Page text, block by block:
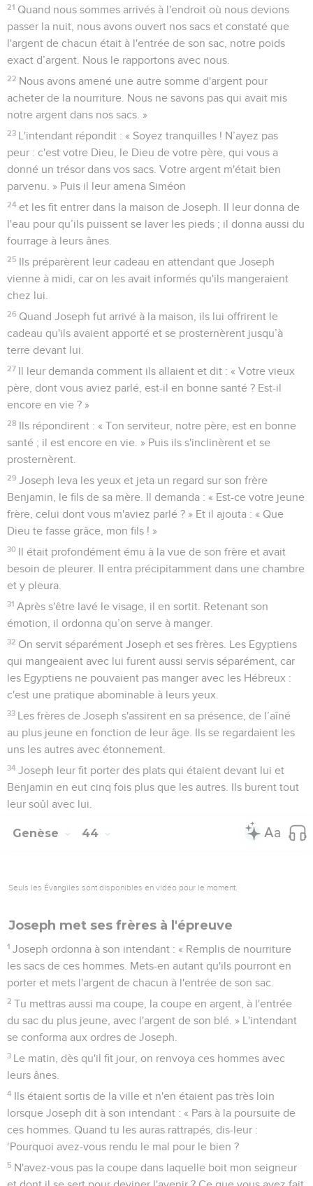
21 Quand nous sommes arrivés à l'endroit où nous devions
passer la nuit, nous avons ouvert nos sacs et constaté que
l'argent de chacun était à l'entrée de son sac, notre poids
exact d’argent. Nous le rapportons avec nous.
22 Nous avons amené une autre somme d'argent pour
acheter de la nourriture. Nous ne savons pas qui avait mis
notre argent dans nos sacs. »
23 L'intendant répondit : « Soyez tranquilles ! N’ayez pas
peur : c'est votre Dieu, le Dieu de votre père, qui vous a
donné un trésor dans vos sacs. Votre argent m'était bien
parvenu. » Puis il leur amena Siméon
24 et les fit entrer dans la maison de Joseph. Il leur donna de
l'eau pour qu’ils puissent se laver les pieds ; il donna aussi du
fourrage à leurs ânes.
25 Ils préparèrent leur cadeau en attendant que Joseph
vienne à midi, car on les avait informés qu'ils mangeraient
chez lui.
26 Quand Joseph fut arrivé à la maison, ils lui offrirent le
cadeau qu'ils avaient apporté et se prosternèrent jusqu’à
terre devant lui.
27 Il leur demanda comment ils allaient et dit : « Votre vieux
père, dont vous aviez parlé, est-il en bonne santé ? Est-il
encore en vie ? »
28 Ils répondirent : « Ton serviteur, notre père, est en bonne
santé ; il est encore en vie. » Puis ils s'inclinèrent et se
prosternèrent.
29 Joseph leva les yeux et jeta un regard sur son frère
Benjamin, le fils de sa mère. Il demanda : « Est-ce votre jeune
frère, celui dont vous m'aviez parlé ? » Et il ajouta : « Que
Dieu te fasse grâce, mon fils ! »
30 Il était profondément ému à la vue de son frère et avait
besoin de pleurer. Il entra précipitamment dans une chambre
et y pleura.
31 Après s'être lavé le visage, il en sortit. Retenant son
émotion, il ordonna qu’on serve à manger.
32 On servit séparément Joseph et ses frères. Les Egyptiens
qui mangeaient avec lui furent aussi servis séparément, car
les Egyptiens ne pouvaient pas manger avec les Hébreux :
c'est une pratique abominable à leurs yeux.
33 Les frères de Joseph s'assirent en sa présence, de l’aîné
au plus jeune en fonction de leur âge. Ils se regardaient les
uns les autres avec étonnement.
34 Joseph leur fit porter des plats qui étaient devant lui et
Benjamin en eut cinq fois plus que les autres. Ils burent tout
leur soûl avec lui.
Genèse 44
Seuls les Évangiles sont disponibles en vidéo pour le moment.
Joseph met ses frères à l'épreuve
1 Joseph ordonna à son intendant : « Remplis de nourriture
les sacs de ces hommes. Mets-en autant qu'ils pourront en
porter et mets l'argent de chacun à l'entrée de son sac.
2 Tu mettras aussi ma coupe, la coupe en argent, à l'entrée
du sac du plus jeune, avec l'argent de son blé. » L'intendant
se conforma aux ordres de Joseph.
3 Le matin, dès qu'il fit jour, on renvoya ces hommes avec
leurs ânes.
4 Ils étaient sortis de la ville et n'en étaient pas très loin
lorsque Joseph dit à son intendant : « Pars à la poursuite de
ces hommes. Quand tu les auras rattrapés, dis-leur :
‘Pourquoi avez-vous rendu le mal pour le bien ?
5 N'avez-vous pas la coupe dans laquelle boit mon seigneur